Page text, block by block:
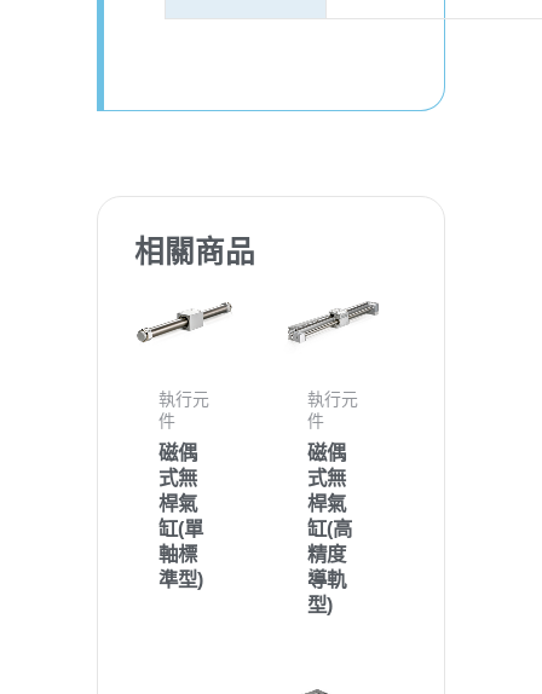
相關商品
執行元
件
磁偶
式無
桿氣
缸(單
軸標
準型)
執行元
件
磁偶
式無
桿氣
缸(高
精度
導軌
型)